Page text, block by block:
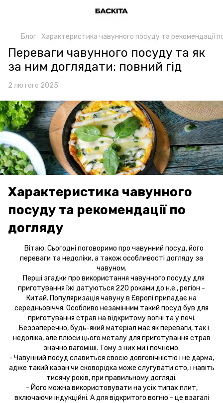
Блог Характеристика чавунного посуду та рекомендації
Переваги чавунного посуду та як
за ним доглядати: повний гід
2 лютого 2025
Характеристика чавунного
посуду та рекомендації по
догляду
Вітаю. Сьогодні поговоримо про чавунний посуд, його
переваги та недоліки, а також особливості догляду за
чавуном.
Перші згадки про використання чавунного посуду для
приготування їжі датуються 220 роками до н.е., регіон -
Китай. Популяризація чавуну в Європі припадає на
середньовіччя. Особливо незамінним такий посуд був для
приготування страв на відкритому вогні та у печі.
Беззаперечно, будь-який матеріал має як переваги, так і
недоліка, але плюси цього металу для приготування страв
значно вагоміші. Тому з них ми і почнемо:
- Чавунний посуд славиться своєю довговічністю і не дарма,
адже такий казан чи сковорідка може слугувати сто, і навіть
тисячу років, при правильному догляді.
- Його можна використовувати на усіх типах плит,
включаючи індукційні. А для відкритого вогню - це взагалі